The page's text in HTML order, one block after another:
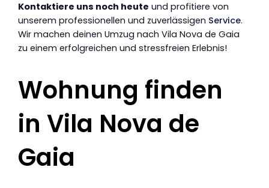
Kontaktiere uns noch heute und profitiere von
unserem professionellen und zuverlässigen Service.
Wir machen deinen Umzug nach Vila Nova de Gaia
zu einem erfolgreichen und stressfreien Erlebnis!
Wohnung finden
in Vila Nova de
Gaia